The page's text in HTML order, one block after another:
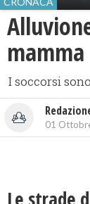
I soccorsi
01
Le strade